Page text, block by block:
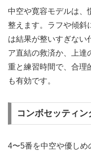
中空や寛容モデルは、
整えます。ラフや傾斜
は結果が整いすぎない
ア直結の救済か、上達
重と練習時間で、合理
も有効です。
コンボセッティ
4〜5番を中空や優し